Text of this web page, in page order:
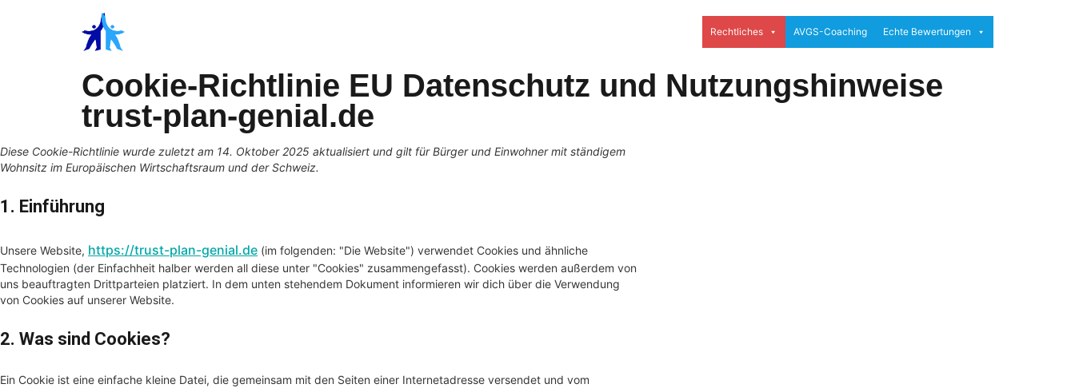
Rechtliches AVGS-Coaching Echte Bewertungen
Cookie-Richtlinie EU Datenschutz und Nutzungshinweise
trust-plan-genial.de
Diese Cookie-Richtlinie wurde zuletzt am 14. Oktober 2025 aktualisiert und gilt für Bürger und Einwohner mit ständigem
Wohnsitz im Europäischen Wirtschaftsraum und der Schweiz.
1. Einführung
Unsere Website, https://trust-plan-genial.de (im folgenden: "Die Website") verwendet Cookies und ähnliche
Technologien (der Einfachheit halber werden all diese unter "Cookies" zusammengefasst). Cookies werden außerdem von
uns beauftragten Drittparteien platziert. In dem unten stehendem Dokument informieren wir dich über die Verwendung
von Cookies auf unserer Website.
2. Was sind Cookies?
Ein Cookie ist eine einfache kleine Datei, die gemeinsam mit den Seiten einer Internetadresse versendet und vom